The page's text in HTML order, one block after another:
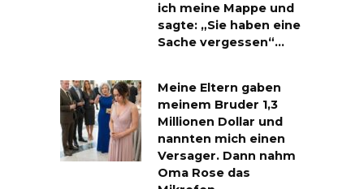
ich meine Mappe und
sagte: „Sie haben eine
Sache vergessen“…
Meine Eltern gaben
meinem Bruder 1,3
Millionen Dollar und
nannten mich einen
Versager. Dann nahm
Oma Rose das